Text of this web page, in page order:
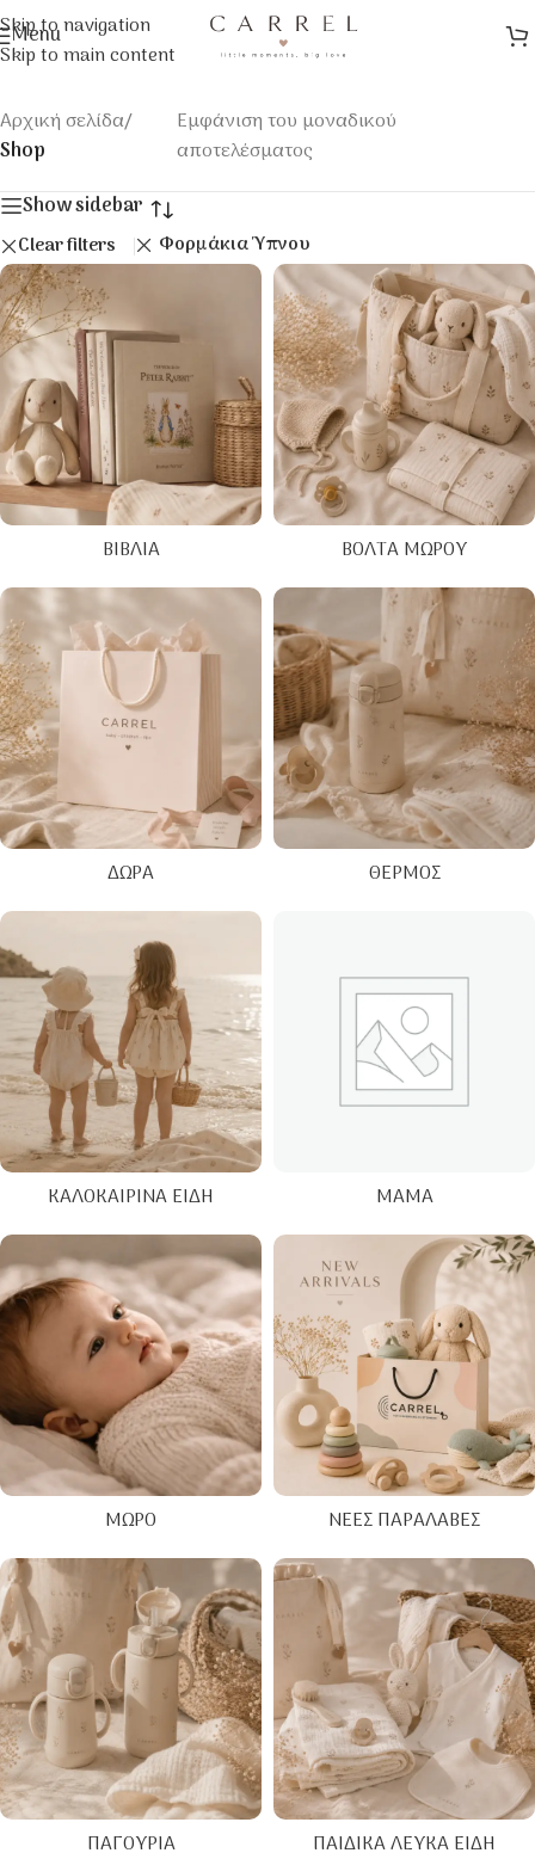
Skip to navigation
Skip to main content
Menu
Αρχική σελίδα/
Shop
Εμφάνιση του μοναδικού
αποτελέσματος
Show sidebar
Clear filters Φορμάκια Ύπνου
ΒΙΒΛΊΑ ΒΌΛΤΑ ΜΩΡΟΎ
ΔΏΡΑ ΘΕΡΜΌΣ
ΚΑΛΟΚΑΙΡΙΝΑ ΕΊΔΗ ΜΑΜΆ
ΜΩΡΌ ΝΈΕΣ ΠΑΡΑΛΑΒΈΣ
ΠΑΓΟΎΡΙΑ ΠΑΙΔΙΚΆ ΛΕΥΚΆ ΕΊΔΗ